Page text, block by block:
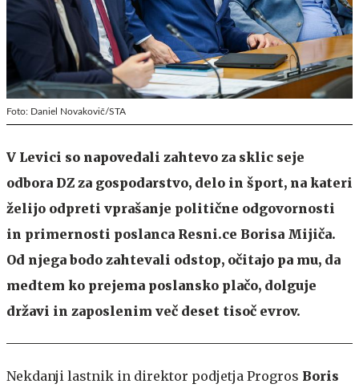
Foto: Daniel Novakovič/STA
V Levici so napovedali zahtevo za sklic seje
odbora DZ za gospodarstvo, delo in šport, na kateri
želijo odpreti vprašanje politične odgovornosti
in primernosti poslanca Resni.ce Borisa Mijiča.
Od njega bodo zahtevali odstop, očitajo pa mu, da
medtem ko prejema poslansko plačo, dolguje
državi in zaposlenim več deset tisoč evrov.
Nekdanji lastnik in direktor podjetja Progros Boris